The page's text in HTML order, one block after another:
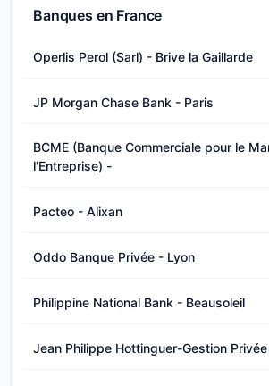
Banques en France
Operlis Perol (Sarl) - Brive la Gaillarde
JP Morgan Chase Bank - Paris
BCME (Banque Commerciale pour le
l'Entreprise) -
Pacteo - Alixan
Oddo Banque Privée - Lyon
Philippine National Bank - Beausoleil
Jean Philippe Hottinguer-Gestion